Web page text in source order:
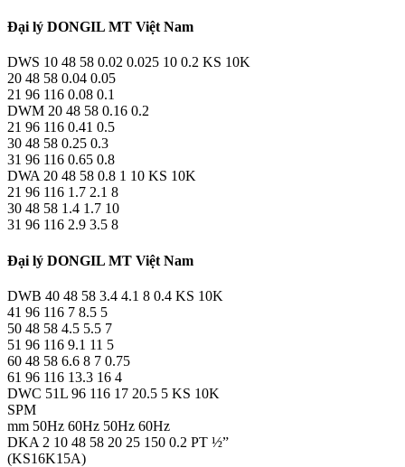
Đại lý DONGIL MT Việt Nam
DWS 10 48 58 0.02 0.025 10 0.2 KS 10K
20 48 58 0.04 0.05
21 96 116 0.08 0.1
DWM 20 48 58 0.16 0.2
21 96 116 0.41 0.5
30 48 58 0.25 0.3
31 96 116 0.65 0.8
DWA 20 48 58 0.8 1 10 KS 10K
21 96 116 1.7 2.1 8
30 48 58 1.4 1.7 10
31 96 116 2.9 3.5 8
Đại lý DONGIL MT Việt Nam
DWB 40 48 58 3.4 4.1 8 0.4 KS 10K
41 96 116 7 8.5 5
50 48 58 4.5 5.5 7
51 96 116 9.1 11 5
60 48 58 6.6 8 7 0.75
61 96 116 13.3 16 4
DWC 51L 96 116 17 20.5 5 KS 10K
SPM
mm 50Hz 60Hz 50Hz 60Hz
DKA 2 10 48 58 20 25 150 0.2 PT ½”
(KS16K15A)